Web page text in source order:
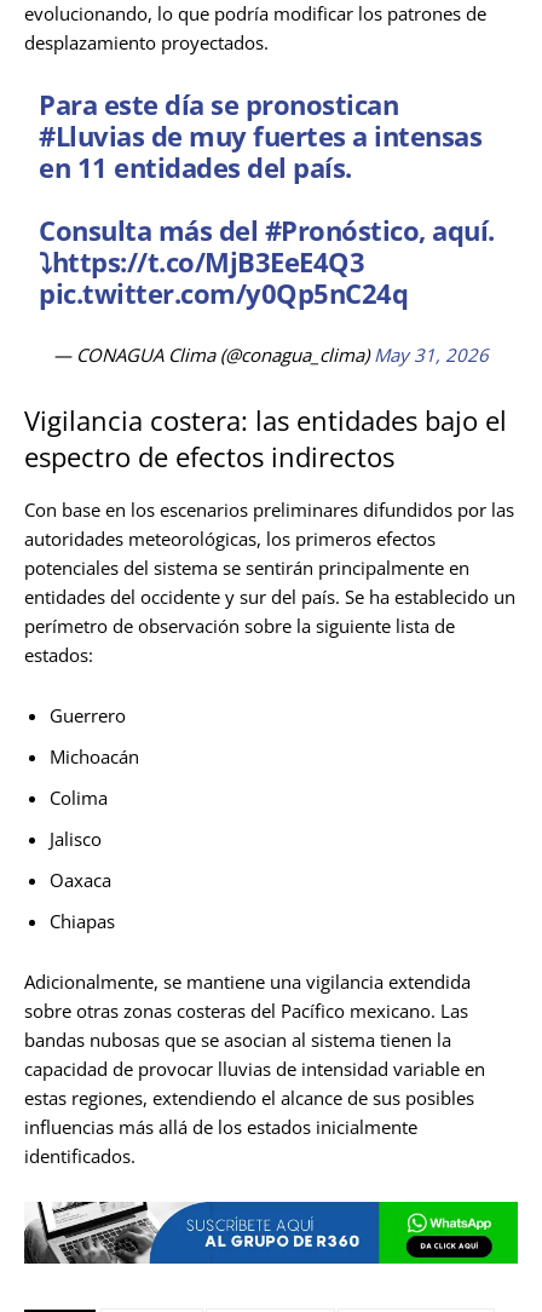
evolucionando, lo que podría modificar los patrones de
desplazamiento proyectados.
Para este día se pronostican
#Lluvias de muy fuertes a intensas
en 11 entidades del país.
Consulta más del #Pronóstico, aquí.
⤵️https://t.co/MjB3EeE4Q3
pic.twitter.com/y0Qp5nC24q
— CONAGUA Clima (@conagua_clima)May 31, 2026
Vigilancia costera: las entidades bajo el
espectro de efectos indirectos
Con base en los escenarios preliminares difundidos por las
autoridades meteorológicas, los primeros efectos
potenciales del sistema se sentirán principalmente en
entidades del occidente y sur del país. Se ha establecido un
perímetro de observación sobre la siguiente lista de
estados:
Guerrero
Michoacán
Colima
Jalisco
Oaxaca
Chiapas
Adicionalmente, se mantiene una vigilancia extendida
sobre otras zonas costeras del Pacífico mexicano. Las
bandas nubosas que se asocian al sistema tienen la
capacidad de provocar lluvias de intensidad variable en
estas regiones, extendiendo el alcance de sus posibles
influencias más allá de los estados inicialmente
identificados.